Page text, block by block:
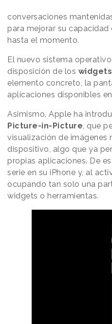
conversaciones
para mejorar su
hasta el momento.
El nuevo sistema
disposición de los widgets
elemento concreto, la
aplicaciones disponibles
Asimismo, Apple ha
Picture-in-Picture, que
visualización de imágenes
dispositivo, algo que ya
propias aplicaciones. De
serie en su iPhone y, al
ocupando tan solo una
widgets o herramientas.